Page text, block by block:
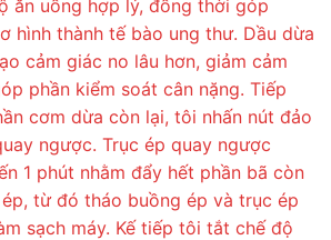
ăn uống hợp lý, đồng thời góp
hình thành tế bào ung thư. Dầu dừa
cảm giác no lâu hơn, giảm cảm
phần kiểm soát cân nặng. Tiếp
cơm dừa còn lại, tôi nhấn nút đảo
ngược. Trục ép quay ngược
1 phút nhằm đẩy hết phần bã còn
từ đó tháo buồng ép và trục ép
sạch máy. Kế tiếp tôi tắt chế độ